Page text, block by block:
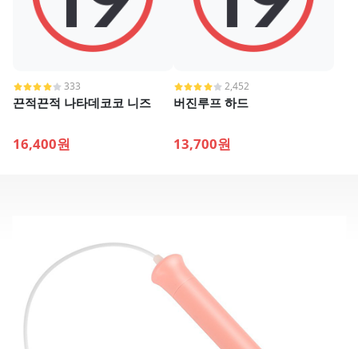
333
끈적끈적 나타데코코 니즈
16,400원
2,452
버진루프 하드
13,700원